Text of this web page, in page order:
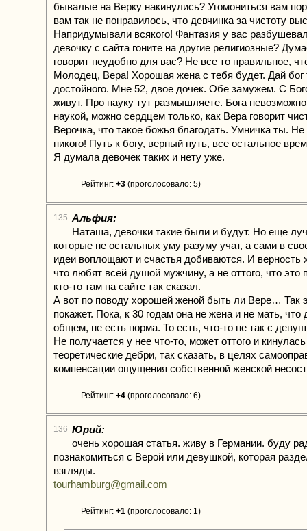
бывалые на Верку накинулись? Угомониться вам
вам так не понравилось, что девчинка за чистоту
Напридумывали всякого! Фантазия у вас
девочку с сайта гоните на другие религиозные?
говорит неудобно для вас? Не все то правильное,
Молодец, Вера! Хорошая жена с тебя будет. Дай бог
достойного. Мне 52, двое дочек. Обе замужем. С
живут. Про науку тут размышляете. Бога невозможно
наукой, можно сердцем только, как Вера говорит
Верочка, что такое божья благодать. Умничка ты.
никого! Путь к богу, верный путь, все остальное
Я думала девочек таких и нету уже.
Рейтинг: +3 (проголосовало: 5)
135 Альфия:
Наташа, девочки такие были и будут. Но еще
которые не остальных уму разуму учат, а сами в
идеи воплощают и счастья добиваются. И верность
что любят всей душой мужчину, а не оттого, что это
кто-то там на сайте так сказал.
А вот по поводу хорошей женой быть ли Вере… Так
покажет. Пока, к 30 годам она не жена и не мать, что
общем, не есть норма. То есть, что-то не так с
Не получается у нее что-то, может оттого и
теоретические дебри, так сказать, в целях
компенсации ощущения собственной женской
Рейтинг: +4 (проголосовало: 6)
136 Юрий:
очень хорошая статья. живу в Германии. буду
познакомиться с Верой или девушкой, которая
взгляды.
tourhamburg@gmail.com
Рейтинг: +1 (проголосовало: 1)